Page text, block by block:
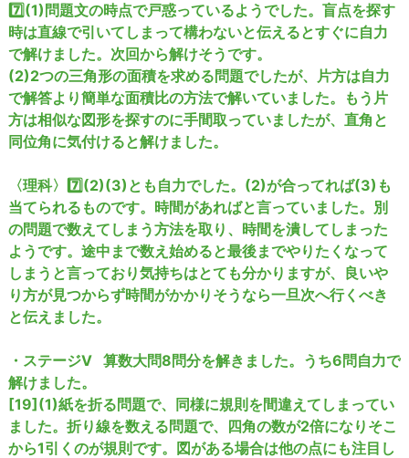
7️⃣(1)問題文の時点で戸惑っているようでした。盲点を探す
時は直線で引いてしまって構わないと伝えるとすぐに自力
で解けました。次回から解けそうです。
(2)2つの三角形の面積を求める問題でしたが、片方は自力
で解答より簡単な面積比の方法で解いていました。もう片
方は相似な図形を探すのに手間取っていましたが、直角と
同位角に気付けると解けました。
〈理科〉7️⃣(2)(3)とも自力でした。(2)が合ってれば(3)も
当てられるものです。時間があればと言っていました。別
の問題で数えてしまう方法を取り、時間を潰してしまった
ようです。途中まで数え始めると最後までやりたくなって
しまうと言っており気持ちはとても分かりますが、良いや
り方が見つからず時間がかかりそうなら一旦次へ行くべき
と伝えました。
・ステージV   算数大問8問分を解きました。うち6問自力で
解けました。
[19](1)紙を折る問題で、同様に規則を間違えてしまってい
ました。折り線を数える問題で、四角の数が2倍になりそこ
から1引くのが規則です。図がある場合は他の点にも注目し